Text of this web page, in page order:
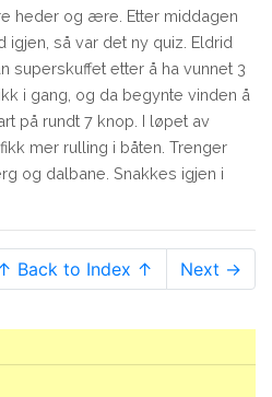
heder og ære. Etter middagen
så var det ny quiz. Eldrid
superskuffet etter å ha vunnet 3
i gang, og da begynte vinden å
på rundt 7 knop. I løpet av
mer rulling i båten. Trenger
og dalbane. Snakkes igjen i
Back to Index ↑ Next →